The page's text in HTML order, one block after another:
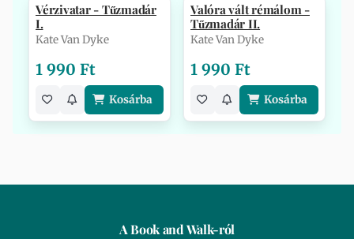
Vérzivatar - Tűzmadár
I.
Kate Van Dyke
1 990 Ft
Kosárba
Valóra vált rémálom -
Tűzmadár II.
Kate Van Dyke
1 990 Ft
Kosárba
A Book and Walk-ról